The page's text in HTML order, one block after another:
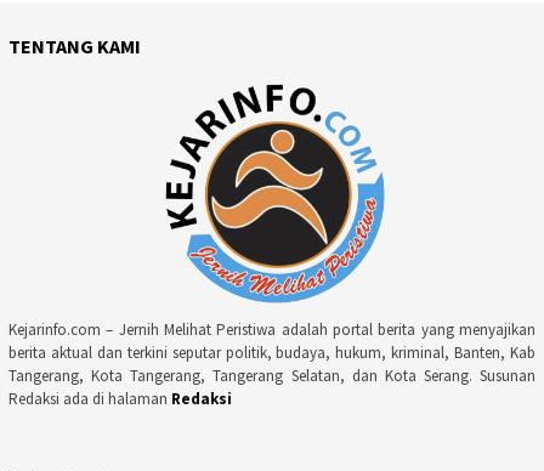
TENTANG KAMI
Kejarinfo.com – Jernih Melihat Peristiwa adalah portal berita yang menyajikan
berita aktual dan terkini seputar politik, budaya, hukum, kriminal, Banten, Kab
Tangerang, Kota Tangerang, Tangerang Selatan, dan Kota Serang. Susunan
Redaksi ada di halaman Redaksi